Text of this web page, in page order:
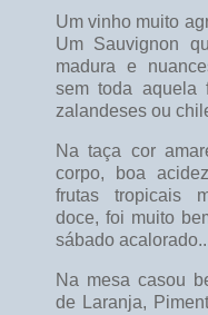
Um vinho muito
Um Sauvignon
madura e
sem toda aquela
zalandeses ou
Na taça cor
corpo, boa
frutas tropicais
doce, foi muito
sábado
Na mesa casou
de Laranja,